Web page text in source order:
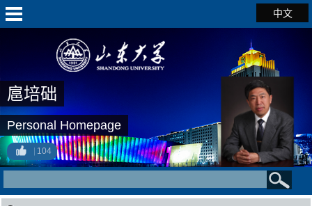
中文
扈培础
Personal Homepage
104